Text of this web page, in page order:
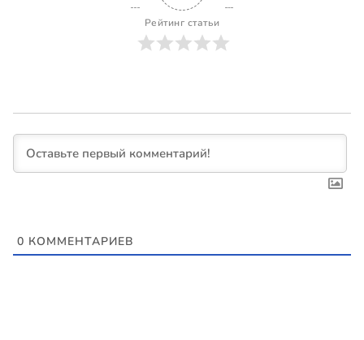
Рейтинг статьи
0 КОММЕНТАРИЕВ